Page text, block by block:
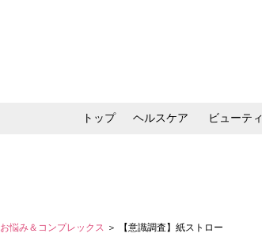
トップ ヘルスケア ビューティ
お悩み＆コンプレックス ＞ 【意識調査】紙ストロー